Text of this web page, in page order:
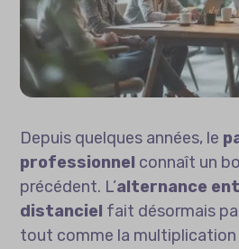
Depuis quelques années, le
professionnel connaît un
précédent. L’alternance
distanciel fait désormais
tout comme la multiplication